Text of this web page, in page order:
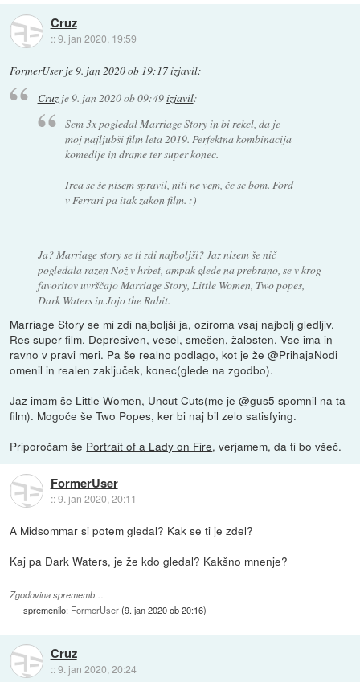
Cruz
::9. jan 2020, 19:59
FormerUserje9. jan 2020 ob 19:17izjavil:
Cruzje 9. jan 2020 ob 09:49izjavil:
Sem 3x pogledal Marriage Story in bi rekel, da je
moj najljubši film leta 2019. Perfektna kombinacija
komedije in drame ter super konec.
Irca se še nisem spravil, niti ne vem, če se bom. Ford
v Ferrari pa itak zakon film. :)
Ja? Marriage story se ti zdi najboljši? Jaz nisem še nič
pogledala razen Nož v hrbet, ampak glede na prebrano, se v krog
favoritov uvrščajo Marriage Story, Little Women, Two popes,
Dark Waters in Jojo the Rabit.
Marriage Story se mi zdi najboljši ja, oziroma vsaj najbolj gledljiv.
Res super film. Depresiven, vesel, smešen, žalosten. Vse ima in
ravno v pravi meri. Pa še realno podlago, kot je že @PrihajaNodi
omenil in realen zaključek, konec(glede na zgodbo).
Jaz imam še Little Women, Uncut Cuts(me je @gus5 spomnil na ta
film). Mogoče še Two Popes, ker bi naj bil zelo satisfying.
Priporočam še Portrait of a Lady on Fire, verjamem, da ti bo všeč.
FormerUser
::9. jan 2020, 20:11
A Midsommar si potem gledal? Kak se ti je zdel?
Kaj pa Dark Waters, je že kdo gledal? Kakšno mnenje?
Zgodovina sprememb…
spremenilo: FormerUser(9. jan 2020 ob 20:16)
Cruz
::9. jan 2020, 20:24